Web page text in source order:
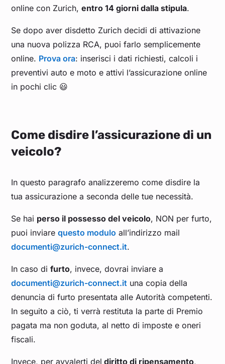
online con Zurich,entro 14 giorni dalla stipula.
Se dopo aver disdetto Zurich decidi di attivazione
una nuova polizza RCA, puoi farlo semplicemente
online. Prova ora: inserisci i dati richiesti, calcoli i
preventivi auto e moto e attivi l’assicurazione online
in pochi clic 😃
Come disdire l’assicurazione di un
veicolo?
In questo paragrafo analizzeremo come disdire la
tua assicurazione a seconda delle tue necessità.
Se hai perso il possesso del veicolo, NON per furto,
puoi inviarequesto modulo all’indirizzo mail
documenti@zurich-connect.it.
In caso difurto, invece, dovrai inviare a
documenti@zurich-connect.it una copia della
denuncia di furto presentata alle Autorità competenti.
In seguito a ciò, ti verrà restituta la parte di Premio
pagata ma non goduta, al netto di imposte e oneri
fiscali.
Invece, per avvalerti del diritto di ripensamento,